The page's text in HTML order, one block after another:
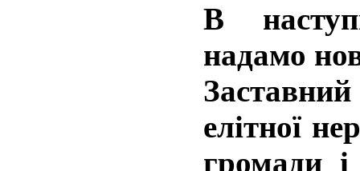
В
надамо
елітної
громади